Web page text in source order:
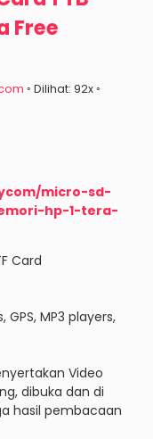
Free
◦ Dilihat: 92x ◦
micro-sd-
hp-1-tera-
Card
MP3 players,
Video
dibuka dan di
hasil pembacaan